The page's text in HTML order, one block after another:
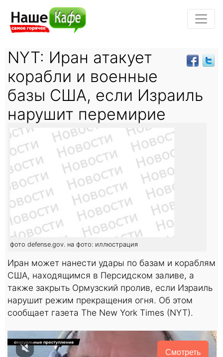
NYT: Иран атакует
корабли и военные
базы США, если Израиль
нарушит перемирие
фото defense.gov. на фото: иллюстрация
Иран может нанести удары по базам и кораблям
США, находящимся в Персидском заливе, а
также закрыть Ормузский пролив, если Израиль
нарушит режим прекращения огня. Об этом
сообщает газета The New York Times (NYT).
Смотреть